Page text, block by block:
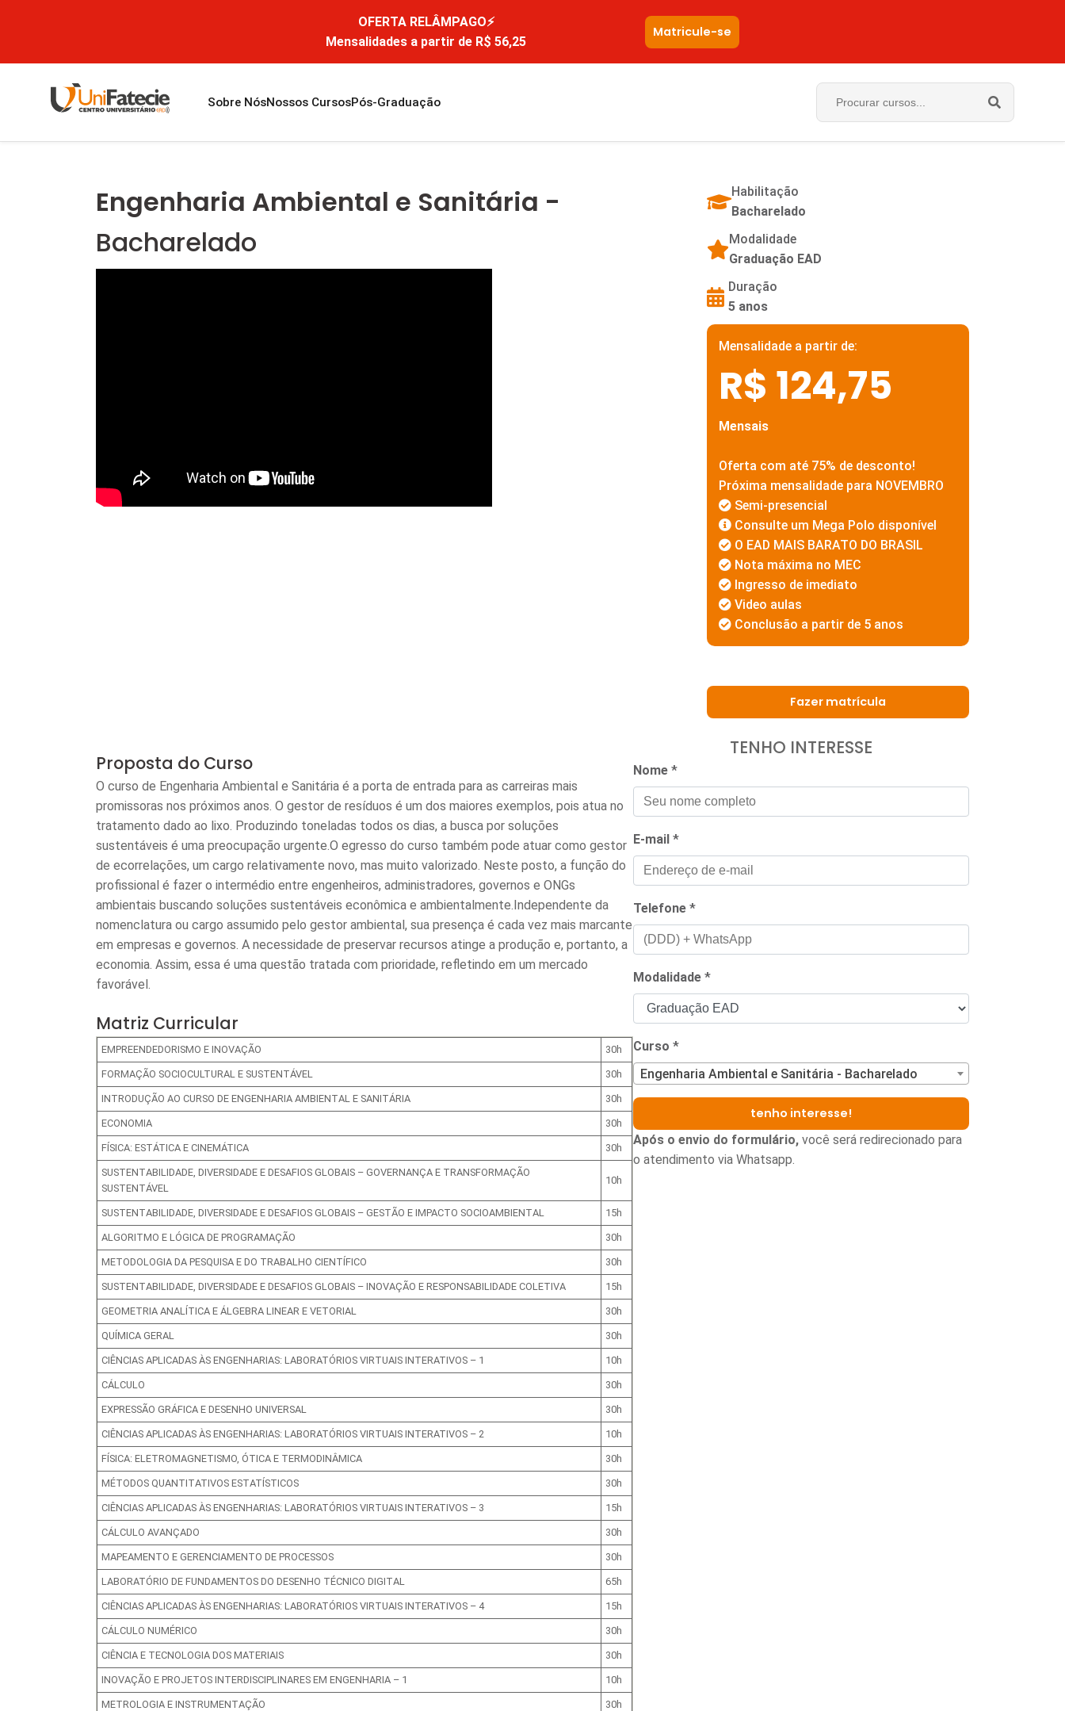
OFERTA RELÂMPAGO⚡
Mensalidades a partir de R$ 56,25
Matricule-se
Sobre NósNossos CursosPós-Graduação
Engenharia Ambiental e Sanitária -
Bacharelado
Habilitação
Bacharelado
Modalidade
Graduação EAD
Duração
5 anos
Mensalidade a partir de:
R$ 124,75
Mensais
Oferta com até 75% de desconto!
Próxima mensalidade para NOVEMBRO
Semi-presencial
Consulte um Mega Polo disponível
O EAD MAIS BARATO DO BRASIL
Nota máxima no MEC
Ingresso de imediato
Video aulas
Conclusão a partir de 5 anos
Fazer matrícula
Proposta do Curso
O curso de Engenharia Ambiental e Sanitária é a porta de entrada para as carreiras mais
promissoras nos próximos anos. O gestor de resíduos é um dos maiores exemplos, pois atua no
tratamento dado ao lixo. Produzindo toneladas todos os dias, a busca por soluções
sustentáveis é uma preocupação urgente.O egresso do curso também pode atuar como gestor
de ecorrelações, um cargo relativamente novo, mas muito valorizado. Neste posto, a função do
profissional é fazer o intermédio entre engenheiros, administradores, governos e ONGs
ambientais buscando soluções sustentáveis econômica e ambientalmente.Independente da
nomenclatura ou cargo assumido pelo gestor ambiental, sua presença é cada vez mais marcante
em empresas e governos. A necessidade de preservar recursos atinge a produção e, portanto, a
economia. Assim, essa é uma questão tratada com prioridade, refletindo em um mercado
favorável.
Matriz Curricular
EMPREENDEDORISMO E INOVAÇÃO 30h
FORMAÇÃO SOCIOCULTURAL E SUSTENTÁVEL 30h
INTRODUÇÃO AO CURSO DE ENGENHARIA AMBIENTAL E SANITÁRIA 30h
ECONOMIA 30h
FÍSICA: ESTÁTICA E CINEMÁTICA 30h
SUSTENTABILIDADE, DIVERSIDADE E DESAFIOS GLOBAIS – GOVERNANÇA E TRANSFORMAÇÃO
SUSTENTÁVEL
10h
SUSTENTABILIDADE, DIVERSIDADE E DESAFIOS GLOBAIS – GESTÃO E IMPACTO SOCIOAMBIENTAL 15h
ALGORITMO E LÓGICA DE PROGRAMAÇÃO 30h
METODOLOGIA DA PESQUISA E DO TRABALHO CIENTÍFICO 30h
SUSTENTABILIDADE, DIVERSIDADE E DESAFIOS GLOBAIS – INOVAÇÃO E RESPONSABILIDADE COLETIVA 15h
GEOMETRIA ANALÍTICA E ÁLGEBRA LINEAR E VETORIAL 30h
QUÍMICA GERAL 30h
CIÊNCIAS APLICADAS ÀS ENGENHARIAS: LABORATÓRIOS VIRTUAIS INTERATIVOS – 1 10h
CÁLCULO 30h
EXPRESSÃO GRÁFICA E DESENHO UNIVERSAL 30h
CIÊNCIAS APLICADAS ÀS ENGENHARIAS: LABORATÓRIOS VIRTUAIS INTERATIVOS – 2 10h
FÍSICA: ELETROMAGNETISMO, ÓTICA E TERMODINÂMICA 30h
MÉTODOS QUANTITATIVOS ESTATÍSTICOS 30h
CIÊNCIAS APLICADAS ÀS ENGENHARIAS: LABORATÓRIOS VIRTUAIS INTERATIVOS – 3 15h
CÁLCULO AVANÇADO 30h
MAPEAMENTO E GERENCIAMENTO DE PROCESSOS 30h
LABORATÓRIO DE FUNDAMENTOS DO DESENHO TÉCNICO DIGITAL 65h
CIÊNCIAS APLICADAS ÀS ENGENHARIAS: LABORATÓRIOS VIRTUAIS INTERATIVOS – 4 15h
CÁLCULO NUMÉRICO 30h
CIÊNCIA E TECNOLOGIA DOS MATERIAIS 30h
INOVAÇÃO E PROJETOS INTERDISCIPLINARES EM ENGENHARIA – 1 10h
METROLOGIA E INSTRUMENTAÇÃO 30h
TENHO INTERESSE
Nome*
E-mail*
Telefone*
Modalidade*
Curso*
Engenharia Ambiental e Sanitária - Bacharelado
tenho interesse!
Após o envio do formulário, você será redirecionado para
o atendimento via Whatsapp.